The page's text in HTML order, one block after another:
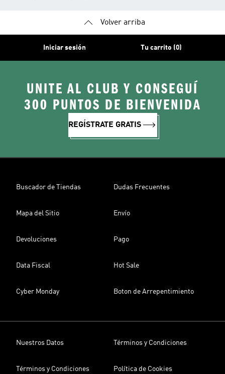
Volver arriba
Iniciar sesión Tu carrito (0)
UNITE AL CLUB Y CONSEGUÍ
300 PUNTOS DE BIENVENIDA
REGÍSTRATE GRATIS
Buscador de Tiendas Dudas Frecuentes
Mapa del Sitio Envío
Devoluciones Pago
Data Fiscal Hot Sale
Cyber Monday Boton de Arrepentimiento
Nuestros Datos Términos y Condiciones
Términos y Condiciones Política de Cookies